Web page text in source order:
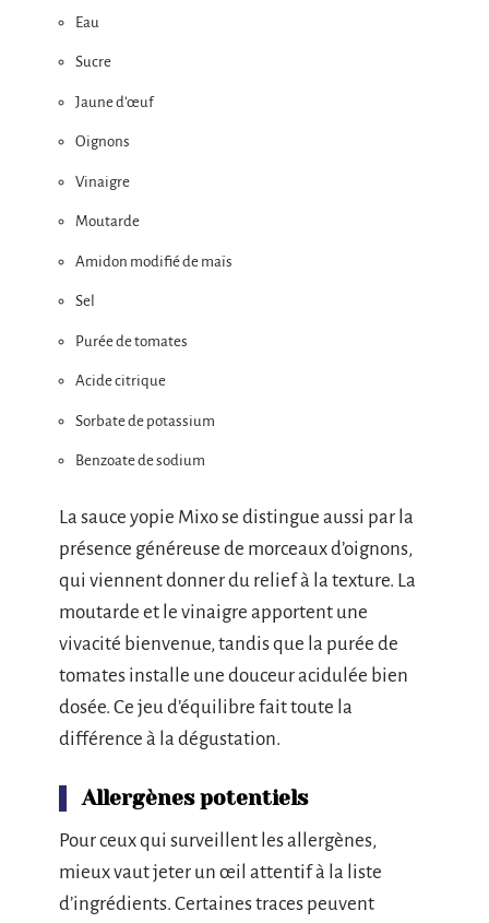
Eau
Sucre
Jaune d’œuf
Oignons
Vinaigre
Moutarde
Amidon modifié de maïs
Sel
Purée de tomates
Acide citrique
Sorbate de potassium
Benzoate de sodium
La sauce yopie Mixo se distingue aussi par la
présence généreuse de morceaux d’oignons,
qui viennent donner du relief à la texture. La
moutarde et le vinaigre apportent une
vivacité bienvenue, tandis que la purée de
tomates installe une douceur acidulée bien
dosée. Ce jeu d’équilibre fait toute la
différence à la dégustation.
Allergènes potentiels
Pour ceux qui surveillent les allergènes,
mieux vaut jeter un œil attentif à la liste
d’ingrédients. Certaines traces peuvent